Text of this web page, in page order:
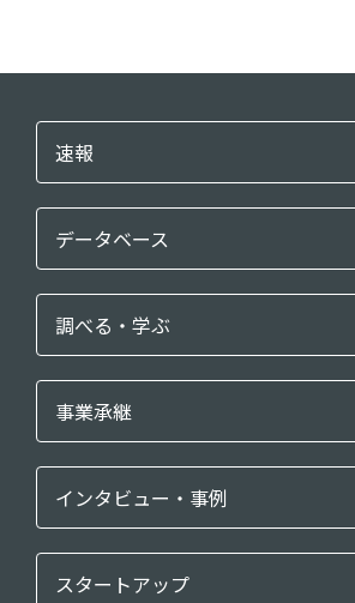
速報
データベース
調べる・学ぶ
事業承継
インタビュー・事例
スタートアップ